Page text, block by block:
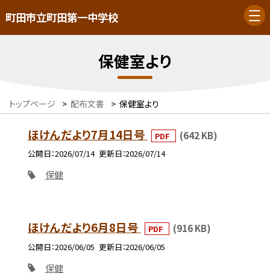
町田市立町田第一中学校
保健室より
トップページ > 配布文書 > 保健室より
ほけんだより7月14日号 PDF (642 KB)
公開日 2026/07/14 更新日 2026/07/14
保健
ほけんだより6月8日号 PDF (916 KB)
公開日 2026/06/05 更新日 2026/06/05
保健